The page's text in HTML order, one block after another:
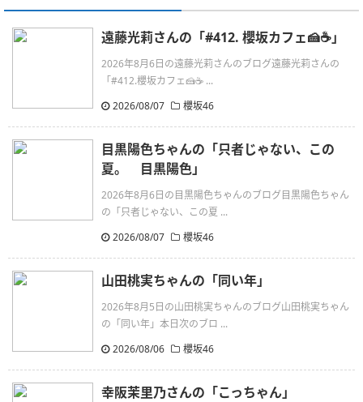
遠藤光莉さんの「#412. 櫻坂カフェ🍰☕️」
2026年8月6日の遠藤光莉さんのブログ遠藤光莉さんの
「#412.櫻坂カフェ🍰☕ ...
2026/08/07
櫻坂46
目黒陽色ちゃんの「只者じゃない、この
夏。 目黒陽色」
2026年8月6日の目黒陽色ちゃんのブログ目黒陽色ちゃん
の「只者じゃない、この夏 ...
2026/08/07
櫻坂46
山田桃実ちゃんの「同い年」
2026年8月5日の山田桃実ちゃんのブログ山田桃実ちゃん
の「同い年」本日次のブロ ...
2026/08/06
櫻坂46
幸阪茉里乃さんの「こっちゃん」